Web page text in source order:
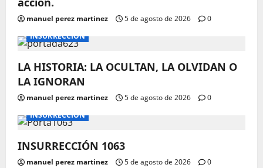
manuel perez martinez 5 de agosto de 2026
0
INSURRECCIÓN
LA HISTORIA: LA OCULTAN, LA OLVIDAN O
LA IGNORAN
manuel perez martinez 5 de agosto de 2026
0
INSURRECCIÓN
INSURRECCIÓN 1063
manuel perez martinez 5 de agosto de 2026
0